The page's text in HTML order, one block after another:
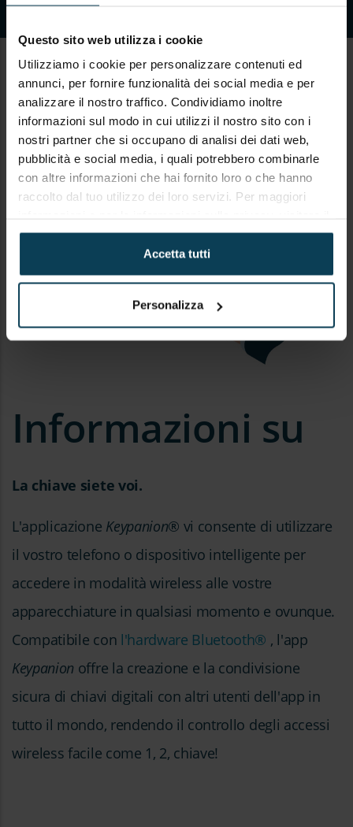
Questo sito web utilizza i cookie
Utilizziamo i cookie per personalizzare contenuti ed
annunci, per fornire funzionalità dei social media e per
analizzare il nostro traffico. Condividiamo inoltre
informazioni sul modo in cui utilizzi il nostro sito con i
nostri partner che si occupano di analisi dei dati web,
pubblicità e social media, i quali potrebbero combinarle
con altre informazioni che hai fornito loro o che hanno
raccolto dal tuo utilizzo dei loro servizi. Per maggiori
sitohttps://keypanion.com/it/privacy-policy
Accetta tutti
Personalizza
Informazioni su
La chiave siete voi.
L'applicazione Keypanion® vi consente di utilizzare
il vostro telefono o dispositivo intelligente per
accedere in modalità wireless alle vostre
apparecchiature in qualsiasi momento e ovunque.
Compatibile con l'hardware Bluetooth® , l'app
Keypanion offre la creazione e la condivisione
sicura di chiavi digitali con altri utenti dell'app in
tutto il mondo, rendendo il controllo degli accessi
wireless facile come 1, 2, chiave!